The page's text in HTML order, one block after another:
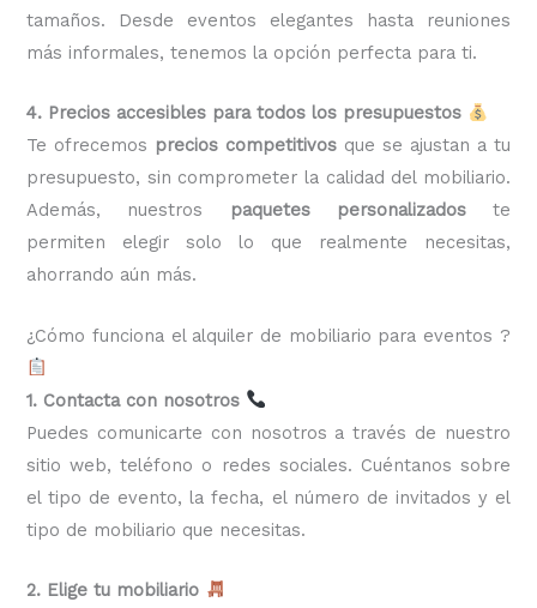
tamaños. Desde eventos elegantes hasta reuniones
más informales, tenemos la opción perfecta para ti.
4. Precios accesibles para todos los presupuestos
Te ofrecemos precios competitivos que se ajustan a tu
presupuesto, sin comprometer la calidad del mobiliario.
Además, nuestros
paquetes personalizadoste
permiten elegir solo lo que realmente necesitas,
ahorrando aún más.
¿Cómo funciona el alquiler de mobiliario para eventos ?
1. Contacta con nosotros
Puedes comunicarte con nosotros a través de nuestro
sitio web, teléfono o redes sociales. Cuéntanos sobre
el tipo de evento, la fecha, el número de invitados y el
tipo de mobiliario que necesitas.
2. Elige tu mobiliario